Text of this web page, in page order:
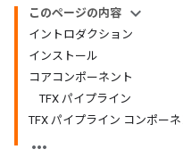
このページの内容
イントロダクション
インストール
コアコンポーネント
TFX パイプライン
TFX パイプライン コンポーネ